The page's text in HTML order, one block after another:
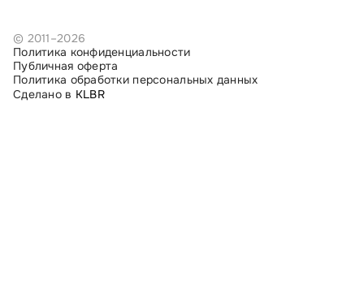
© 2011–2026
Политика конфиденциальности
Публичная оферта
Политика обработки персональных данных
Сделано в KLBR